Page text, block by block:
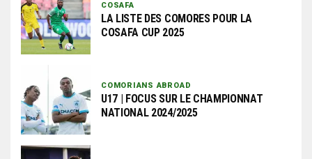
COSAFA
LA LISTE DES COMORES POUR LA
COSAFA CUP 2025
COMORIANS ABROAD
U17 | FOCUS SUR LE CHAMPIONNAT
NATIONAL 2024/2025